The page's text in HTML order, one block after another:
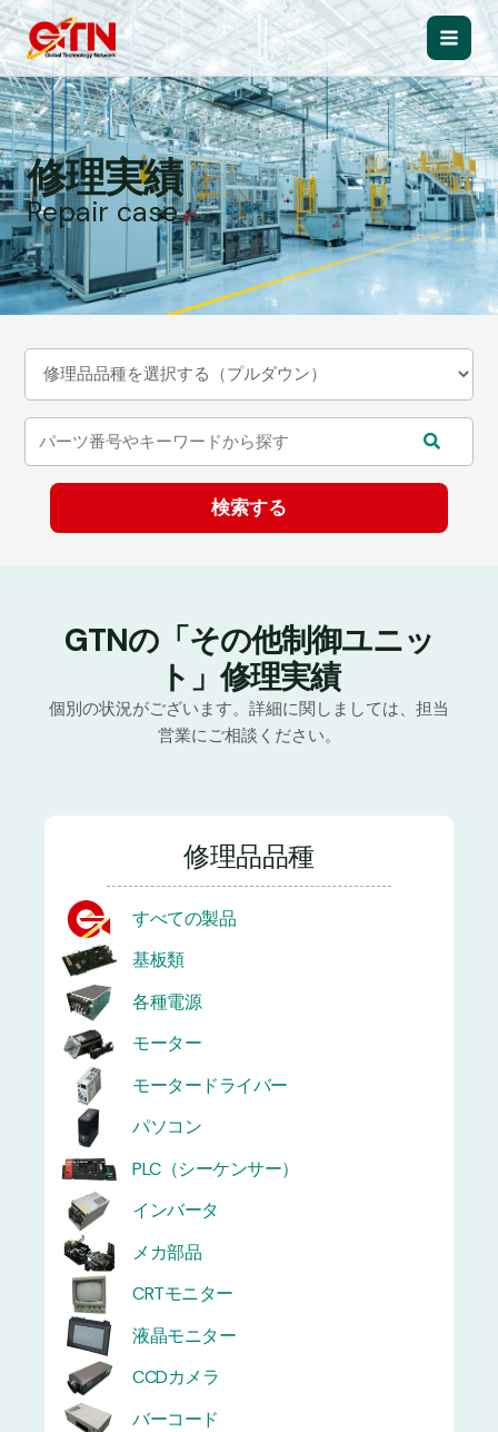
内
容
を
ス
キ
ッ
プ
Main
修理実績
Repair case
GTNの「その他制御ユニッ
ト」修理実績
個別の状況がございます。詳細に関しましては、担当
営業にご相談ください。
修理品品種
すべての製品
基板類
各種電源
モーター
モータードライバー
パソコン
PLC（シーケンサー）
インバータ
メカ部品
CRTモニター
液晶モニター
CCDカメラ
バーコード